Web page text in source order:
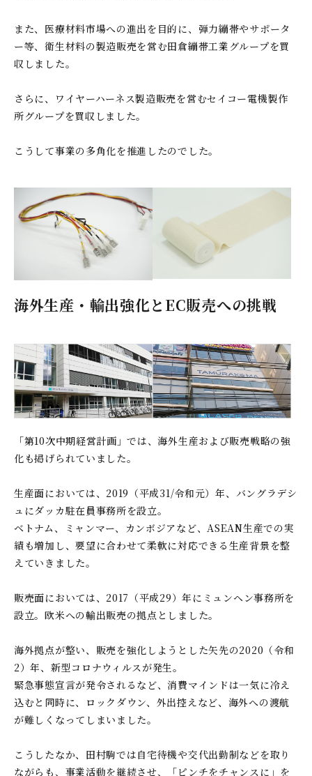
また、医療材料市場への進出を目的に、弾力繃帯やサポータ
ー等、衛生材料の製造販売を営む田倉繃帯工業グループを買
収しました。
さらに、ワイヤーハーネス製造販売を営むセイコー電機製作
所グループを買収しました。
こうして事業の多角化を推進したのでした。
海外生産・輸出強化とEC販売への挑戦
「第10次中期経営計画」では、海外生産および販売戦略の強
化も掲げられていました。
生産面においては、2019（平成31/令和元）年、バングラデシ
ュにダッカ駐在員事務所を設立。
ベトナム、ミャンマー、カンボジアなど、ASEAN生産での実
績も増加し、要望に合わせて柔軟に対応できる生産背景を整
えていきました。
販売面においては、2017（平成29）年にミュンヘン事務所を
設立。欧米への輸出販売の拠点としました。
海外拠点が整い、販売を強化しようとした矢先の2020（令和
2）年、新型コロナウィルスが発生。
緊急事態宣言が発令されるなど、消費マインドは一気に冷え
込むと同時に、ロックダウン、外出控えなど、海外への渡航
が難しくなってしまいました。
こうしたなか、田村駒では自宅待機や交代出勤制などを取り
ながらも、事業活動を継続させ、「ピンチをチャンスに」を